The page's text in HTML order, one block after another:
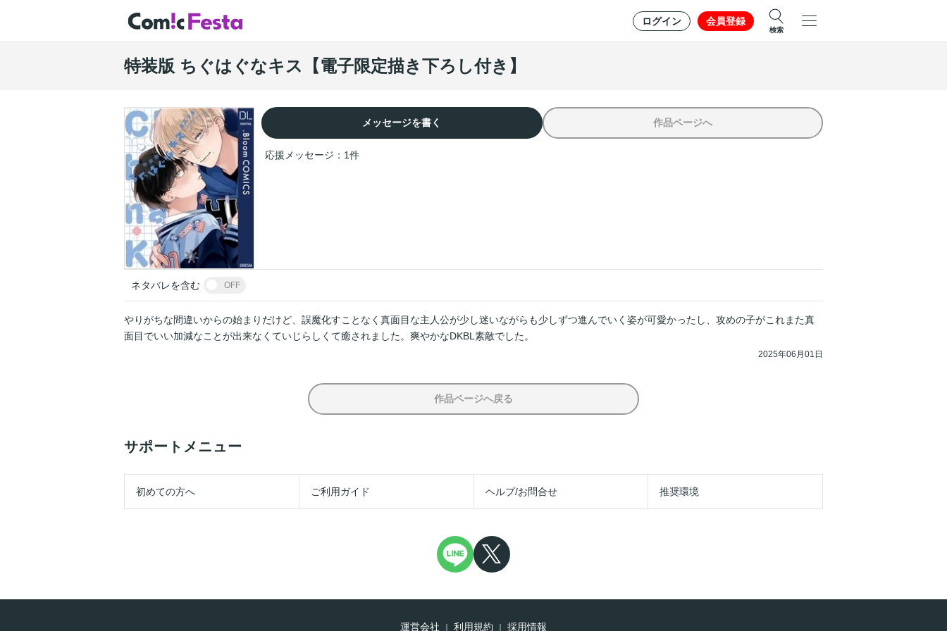
ログイン 会員登録
検索
特装版 ちぐはぐなキス【電子限定描き下ろし付き】
メッセージを書く 作品ページへ
応援メッセージ： 1件
ネタバレを含む OFF
やりがちな間違いからの始まりだけど、誤魔化すことなく真面目な主人公が少し迷いながらも少しずつ進んでいく姿が可愛かったし、攻めの子がこれまた真
面目でいい加減なことが出来なくていじらしくて癒されました。爽やかなDKBL素敵でした。
2025年06月01日
作品ページへ戻る
サポートメニュー
初めての方へ ご利用ガイド ヘルプ/お問合せ 推奨環境
運営会社 利用規約 採用情報